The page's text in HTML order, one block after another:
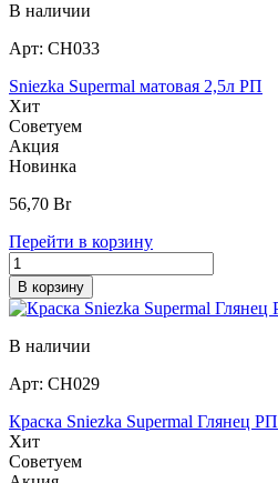
В наличии
Арт: СН033
Sniezka Supermal матовая 2,5л РП
Хит
Советуем
Акция
Новинка
56,70 Br
Перейти в корзину
В корзину
В наличии
Арт: СН029
Краска Sniezka Supermal Глянец РП
Хит
Советуем